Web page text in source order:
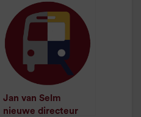
Jan van Selm
nieuwe directeur